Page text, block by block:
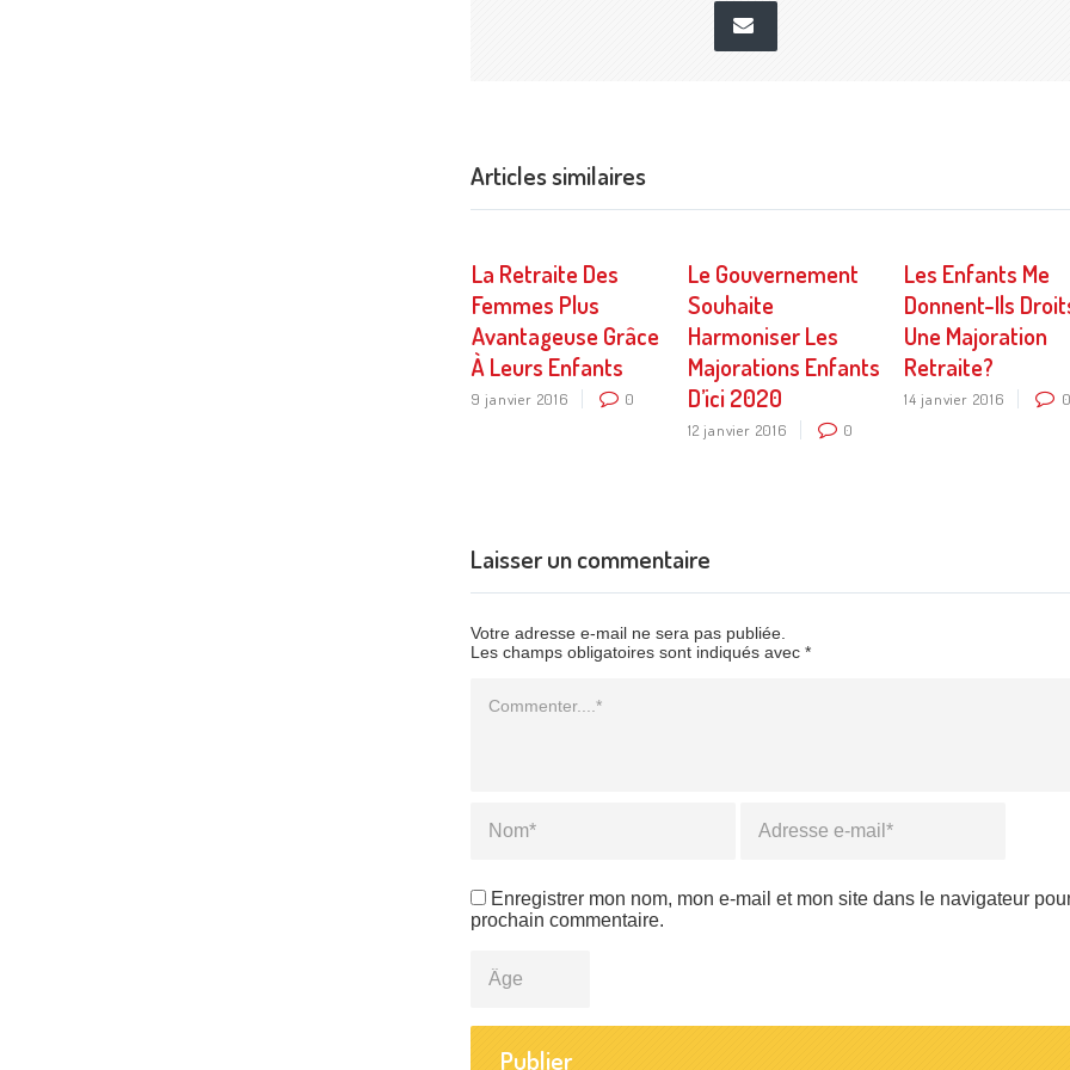
Articles similaires
La Retraite Des
Femmes Plus
Avantageuse Grâce
À Leurs Enfants
9 janvier 2016 0
Le Gouvernement
Souhaite
Harmoniser Les
Majorations Enfants
D’ici 2020
12 janvier 2016 0
Les Enfants Me
Donnent-Ils
Une Majoration
Retraite?
14 janvier 2016 0
Laisser un commentaire
Votre adresse e-mail ne sera pas publiée.
Les champs obligatoires sont indiqués avec *
Enregistrer mon nom, mon e-mail et mon site dans le navigateur
prochain commentaire.